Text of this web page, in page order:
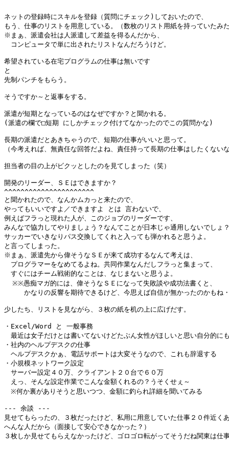
ネットの登録時にスキルを登録（質問にチェック)しておいたので、
もう、仕事のリストを用意している。（数枚のリスト用紙を持っていたみ
※まぁ、派遣会社は人派遣して差益を得るんだから、
コンピュータで単に出されたリストなんだろうけど。
希望されている在宅プログラムの仕事は無いです
と
先制パンチをもらう。
そうですか～と返事をする。
派遣が短期となっているのはなぜですか？と聞かれる。
(派遣の欄で□短期 にしかチェック付けてなかったのでこの質問かな)
長期の派遣だとあきちゃうので、短期の仕事がいいと思って。
（今考えれば、無責任な回答だよね、責任持って長期の仕事はしたくない
担当者の目の上がビクッとしたのを見てしまった（笑）
開発のリーダー、ＳＥはできますか？
^^^^^^^^^^^^^^^^^^^^^^
と聞かれたので、なんかムカっと来たので、
やってもいいですよ／できますよ とは 言わないで、
例えばフラっと現れた人が、このジョブのリーダーです、
みんなで協力してやりましょう？なんてことが日本じゃ通用しないでしょ
サッカーでいきなりパス交換してくれと入っても弾かれると思うよ。
と言ってしまった。
※まぁ、派遣先から偉そうなＳＥが来て成功するなんて考えは、
プログラマーをなめてるよね。共同作業なんだしフラっと集まって、
すぐにはチーム戦術的なことは、なじまないと思うよ。
  ※※愚痴マガ的には、偉そうなＳＥになって失敗談や成功法書くと、
かなりの反響を期待できるけど、今思えば自信が無かったのかもね
少したち、リストを見ながら、３枚の紙を机の上に広げだす。
・Excel/Word と 一般事務
最近は女子だけとは書いてないけどたぶん女性がほしいと思い自分的に
・社内のヘルプデスクの仕事
ヘルプデスクかぁ、電話サポートは大変そうなので、これも辞退する
・小規模ネットワーク設定
サーバー設定４０万、クライアント２０台で６０万
えっ、そんな設定作業でこんな金額くれるの？うそくせぇ～
※何か裏がありそうと思いつつ、金額に釣られ詳細を聞いてみる
--- 余談 ---
見せてもらったの、３枚だったけど、私用に用意していた仕事２０件近く
へんな人だから（面接して安心できなかった？）
３枚しか見せてもらえなかったけど、ゴロゴロ転がってそうだね関東は仕